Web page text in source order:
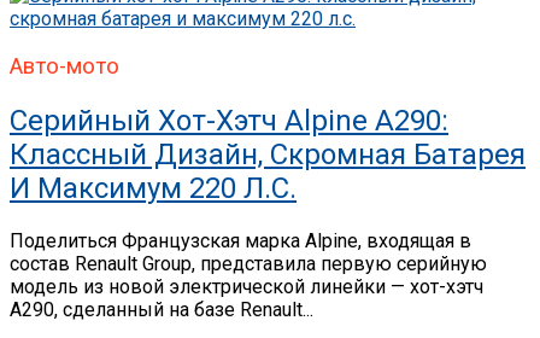
Авто-мото
Серийный Хот-Хэтч Alpine A290:
Классный Дизайн, Скромная Батарея
И Максимум 220 Л.с.
Поделиться Французская марка Alpine, входящая в
состав Renault Group, представила первую серийную
модель из новой электрической линейки — хот-хэтч
A290, сделанный на базе Renault...